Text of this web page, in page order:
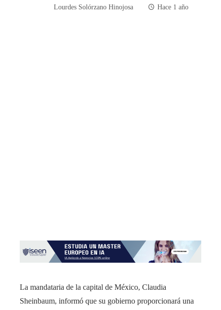
Lourdes Solórzano Hinojosa Hace 1 año
La mandataria de la capital de México, Claudia
Sheinbaum, informó que su gobierno proporcionará una